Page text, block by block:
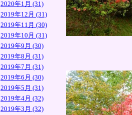
2020年1月 (31)
2019年12月 (31)
2019年11月 (30)
2019年10月 (31)
2019年9月 (30)
2019年8月 (31)
2019年7月 (31)
2019年6月 (30)
2019年5月 (31)
2019年4月 (32)
2019年3月 (32)